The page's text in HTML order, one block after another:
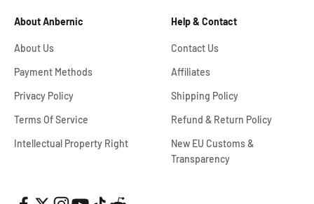
About Anbernic
About Us
Payment Methods
Privacy Policy
Terms Of Service
Intellectual Property Right
Help & Contact
Contact Us
Affiliates
Shipping Policy
Refund & Return Policy
New EU Customs &
Transparency